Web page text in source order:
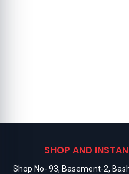
SHOP AND
Shop No- 93, Basement-2,